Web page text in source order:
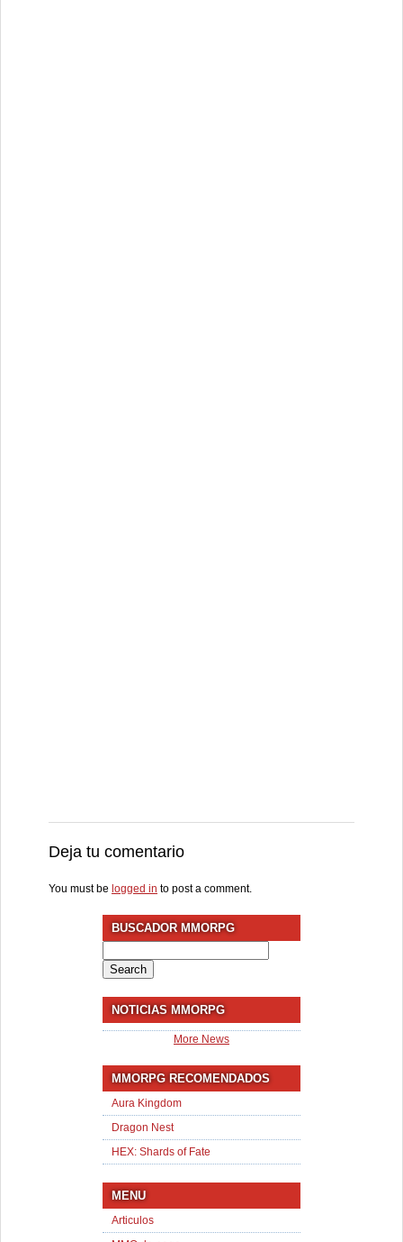
Deja tu comentario
You must be logged in to post a comment.
BUSCADOR MMORPG
for:
NOTICIAS MMORPG
More News
MMORPG RECOMENDADOS
Aura Kingdom
Dragon Nest
HEX: Shards of Fate
MENU
Articulos